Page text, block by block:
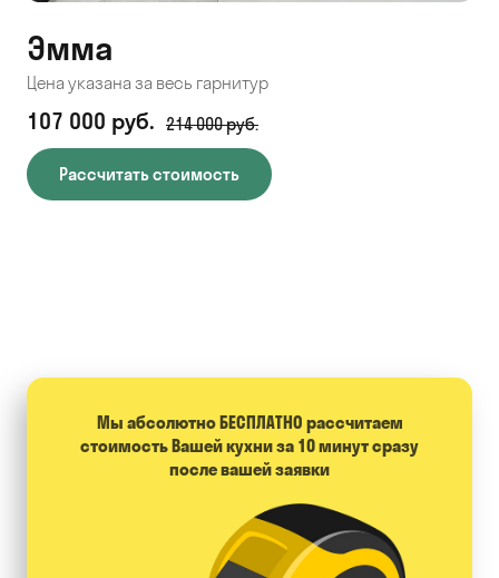
Эмма
Цена указана за весь гарнитур
107 000 руб. 214 000 руб.
Рассчитать стоимость
Мы абсолютно БЕСПЛАТНО расcчитаем
стоимость Вашей кухни за 10 минут сразу
после вашей заявки